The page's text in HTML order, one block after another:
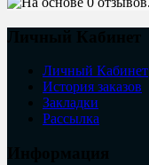
Личный Кабинет
История заказов
Закладки
Рассылка